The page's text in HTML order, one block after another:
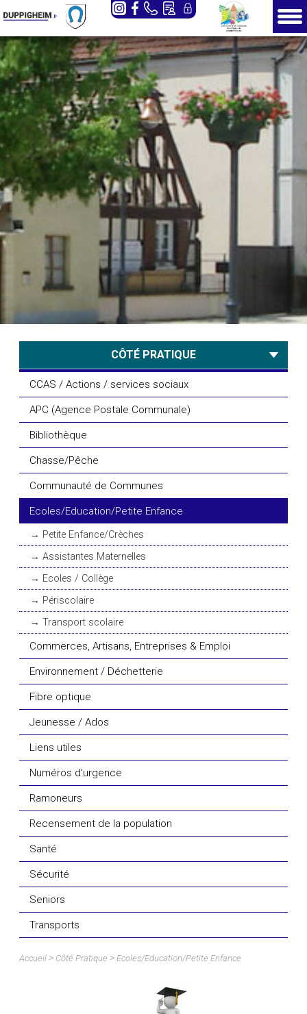
CÔTÉ PRATIQUE
CCAS / Actions / services sociaux
APC (Agence Postale Communale)
Bibliothèque
Chasse/Pêche
Communauté de Communes
Ecoles/Education/Petite Enfance
Petite Enfance/Crèches
Assistantes Maternelles
Ecoles / Collège
Périscolaire
Transport scolaire
Commerces, Artisans, Entreprises & Emploi
Environnement / Déchetterie
Fibre optique
Jeunesse / Ados
Liens utiles
Numéros d'urgence
Ramoneurs
Recensement de la population
Santé
Sécurité
Seniors
Transports
Accueil > Côté Pratique >Ecoles/Education/Petite Enfance